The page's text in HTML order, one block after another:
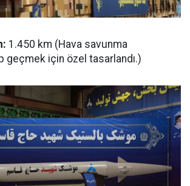
1.450 km (Hava savunma
geçmek için özel tasarlandı.)